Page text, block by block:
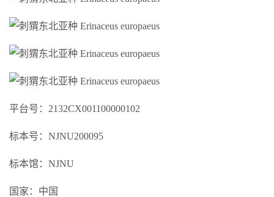
平台号：2132CX001100000102
标本号：NJNU200095
标本馆：NJNU
国家：中国